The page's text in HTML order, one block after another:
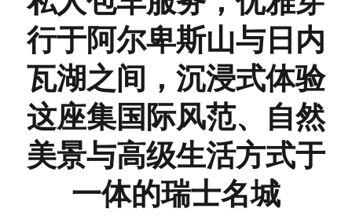
行于阿尔卑斯山与日内
瓦湖之间，沉浸式体验
这座集国际风范、自然
美景与高级生活方式于
一体的瑞士名城